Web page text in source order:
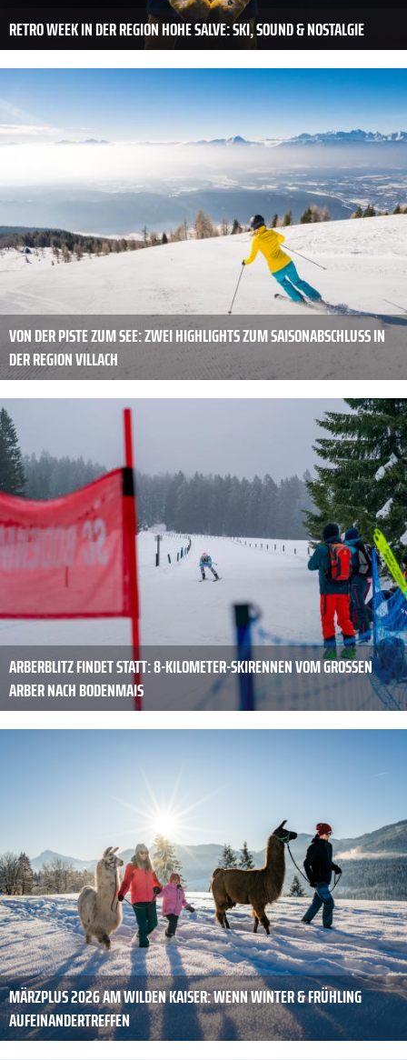
RETRO WEEK IN DER REGION HOHE SALVE: SKI, SOUND & NOSTALGIE
VON DER PISTE ZUM SEE: ZWEI HIGHLIGHTS ZUM SAISONABSCHLUSS IN
DER REGION VILLACH
ARBERBLITZ FINDET STATT: 8-KILOMETER-SKIRENNEN VOM GROSSEN A
RBER NACH BODENMAIS
MÄRZPLUS 2026 AM WILDEN KAISER: WENN WINTER & FRÜHLING
AUFEINANDERTREFFEN